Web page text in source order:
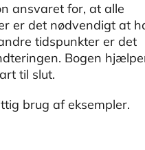
ansvaret for, at alle
er det nødvendigt at
tidspunkter er det
Bogen
til slut.
brug af eksempler.